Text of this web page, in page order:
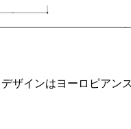
ザインはヨーロピアン